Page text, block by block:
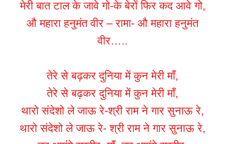
मेरी बात टाल के जावे गो-के बेरों फिर कद आवे गो,
औ महारा हनुमंत वीर – रामा- औ महारा हनुमंत
वीर…..
तेरे से बढ़कर दुनिया में कुन मेरी माँ,
तेरे से बढ़कर दुनिया में कुन मेरी माँ,
थारो संदेशो ले जाऊ रे-श्री राम ने गार सुनाऊ रे,
थारो संदेशो ले जाऊ रे- श्री राम ने गार सुनाऊ रे,